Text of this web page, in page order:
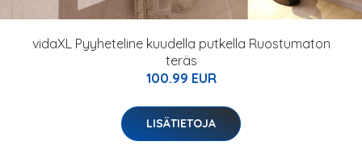
vidaXL Pyyheteline kuudella putkella Ruostumaton
teräs
100.99 EUR
LISÄTIETOJA